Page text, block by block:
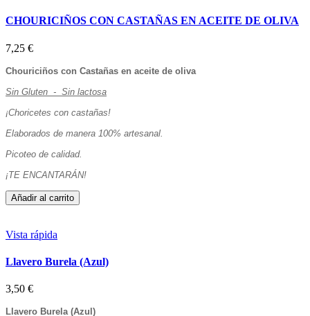
CHOURICIÑOS CON CASTAÑAS EN ACEITE DE OLIVA
7,25 €
Chouriciños con Castañas en aceite de oliva
Sin Gluten - Sin lactosa
¡Choricetes con castañas!
Elaborados de manera 100% artesanal.
Picoteo de calidad.
¡TE ENCANTARÁN!
Añadir al carrito
Vista rápida
Llavero Burela (Azul)
3,50 €
Llavero Burela (Azul)